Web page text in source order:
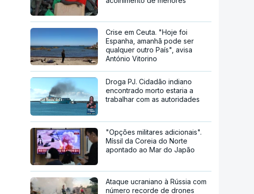
Crise em Ceuta. "Hoje foi
Espanha, amanhã pode ser
qualquer outro País", avisa
António Vitorino
Droga PJ. Cidadão indiano
encontrado morto estaria a
trabalhar com as autoridades
"Opções militares adicionais".
Míssil da Coreia do Norte
apontado ao Mar do Japão
Ataque ucraniano à Rússia com
número recorde de drones